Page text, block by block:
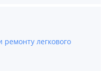
ремонту легкового